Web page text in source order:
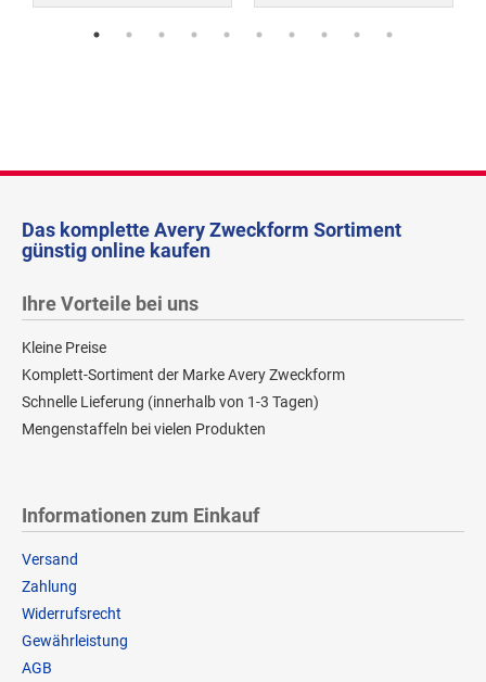
Das komplette Avery Zweckform Sortiment
günstig online kaufen
Ihre Vorteile bei uns
Kleine Preise
Komplett-Sortiment der Marke Avery Zweckform
Schnelle Lieferung (innerhalb von 1-3 Tagen)
Mengenstaffeln bei vielen Produkten
Informationen zum Einkauf
Versand
Zahlung
Widerrufsrecht
Gewährleistung
AGB